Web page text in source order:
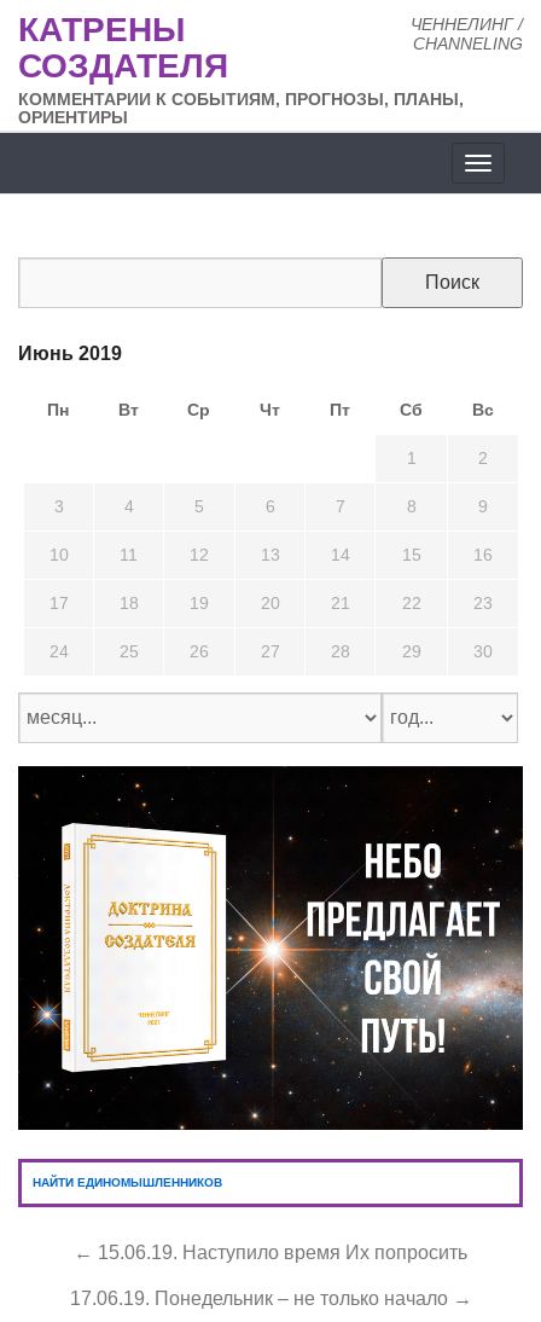
ЧЕННЕЛИНГ /
CHANNELING
КАТРЕНЫ
СОЗДАТЕЛЯ
КОММЕНТАРИИ К СОБЫТИЯМ, ПРОГНОЗЫ, ПЛАНЫ,
ОРИЕНТИРЫ
сайта
Июнь 2019
Пн Вт Ср Чт Пт Сб Вс
1 2
3 4 5 6 7 8 9
10 11 12 13 14 15 16
17 18 19 20 21 22 23
24 25 26 27 28 29 30
НАЙТИ ЕДИНОМЫШЛЕННИКОВ
← 15.06.19. Наступило время Их попросить
17.06.19. Понедельник – не только начало →